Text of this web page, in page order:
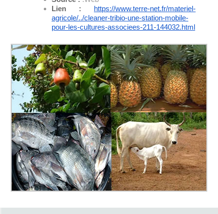
Lien : https://www.terre-net.fr/materiel-
agricole/../cleaner-tribio-une-station-mobile-
pour-les-cultures-associees-211-144032.html